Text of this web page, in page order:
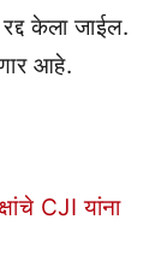
केला जाईल.
आहे.
CJI यांना